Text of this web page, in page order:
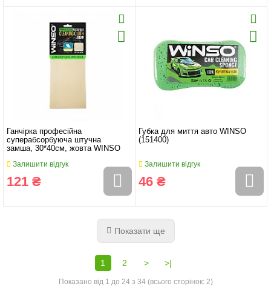
Ганчірка професійна
суперабсорбуюча штучна
замша, 30*40см, жовта WINSO
Залишити відгук
121 ₴
Губка для миття авто WINSO
(151400)
Залишити відгук
46 ₴
Показати ще
1 2 > >|
Показано від 1 до 24 з 34 (всього сторінок: 2)